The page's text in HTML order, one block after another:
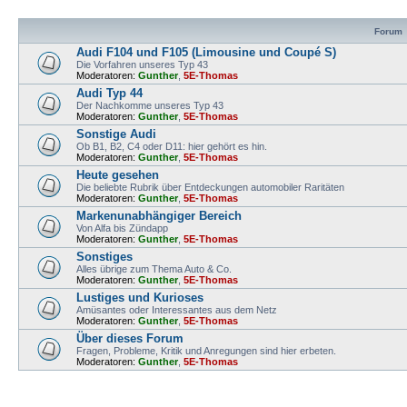
Forum
Audi F104 und F105 (Limousine und Coupé S)
Die Vorfahren unseres Typ 43
Moderatoren: Gunther, 5E-Thomas
Audi Typ 44
Der Nachkomme unseres Typ 43
Moderatoren: Gunther, 5E-Thomas
Sonstige Audi
Ob B1, B2, C4 oder D11: hier gehört es hin.
Moderatoren: Gunther, 5E-Thomas
Heute gesehen
Die beliebte Rubrik über Entdeckungen automobiler Raritäten
Moderatoren: Gunther, 5E-Thomas
Markenunabhängiger Bereich
Von Alfa bis Zündapp
Moderatoren: Gunther, 5E-Thomas
Sonstiges
Alles übrige zum Thema Auto & Co.
Moderatoren: Gunther, 5E-Thomas
Lustiges und Kurioses
Amüsantes oder Interessantes aus dem Netz
Moderatoren: Gunther, 5E-Thomas
Über dieses Forum
Fragen, Probleme, Kritik und Anregungen sind hier erbeten.
Moderatoren: Gunther, 5E-Thomas